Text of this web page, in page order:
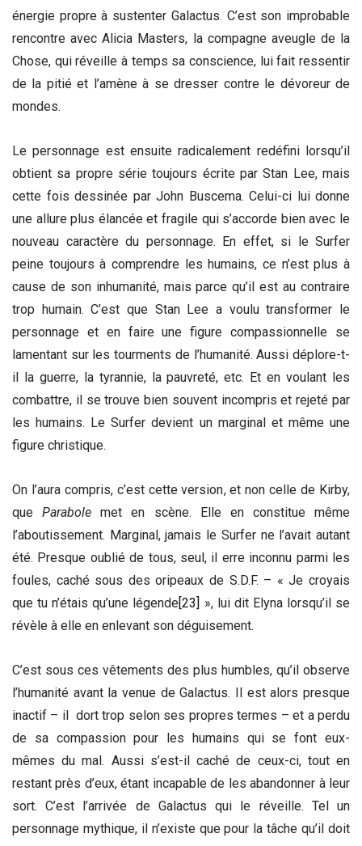
énergie propre à sustenter Galactus. C’est son improbable
rencontre avec Alicia Masters, la compagne aveugle de la
Chose, qui réveille à temps sa conscience, lui fait ressentir
de la pitié et l’amène à se dresser contre le dévoreur de
mondes.
Le personnage est ensuite radicalement redéfini lorsqu’il
obtient sa propre série toujours écrite par Stan Lee, mais
cette fois dessinée par John Buscema. Celui-ci lui donne
une allure plus élancée et fragile qui s’accorde bien avec le
nouveau caractère du personnage. En effet, si le Surfer
peine toujours à comprendre les humains, ce n’est plus à
cause de son inhumanité, mais parce qu’il est au contraire
trop humain. C’est que Stan Lee a voulu transformer le
personnage et en faire une figure compassionnelle se
lamentant sur les tourments de l’humanité. Aussi déplore-t-
il la guerre, la tyrannie, la pauvreté, etc. Et en voulant les
combattre, il se trouve bien souvent incompris et rejeté par
les humains. Le Surfer devient un marginal et même une
figure christique.
On l’aura compris, c’est cette version, et non celle de Kirby,
queParabolemet en scène. Elle en constitue même
l’aboutissement. Marginal, jamais le Surfer ne l’avait autant
été. Presque oublié de tous, seul, il erre inconnu parmi les
foules, caché sous des oripeaux de S.D.F. – « Je croyais
que tu n’étais qu’une légende[23] », lui dit Elyna lorsqu’il se
révèle à elle en enlevant son déguisement.
C’est sous ces vêtements des plus humbles, qu’il observe
l’humanité avant la venue de Galactus. Il est alors presque
inactif – il dort trop selon ses propres termes – et a perdu
de sa compassion pour les humains qui se font eux-
mêmes du mal. Aussi s’est-il caché de ceux-ci, tout en
restant près d’eux, étant incapable de les abandonner à leur
sort. C’est l’arrivée de Galactus qui le réveille. Tel un
personnage mythique, il n’existe que pour la tâche qu’il doit